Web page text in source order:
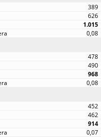
389
626
1.015
0,08
478
490
968
0,08
452
462
914
0,07